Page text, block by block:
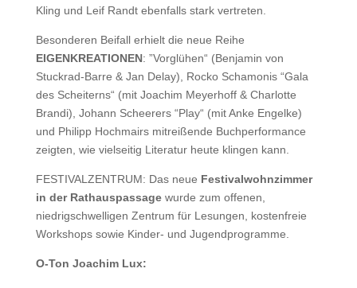
Kling und Leif Randt ebenfalls stark vertreten.
Besonderen Beifall erhielt die neue Reihe
EIGENKREATIONEN: ”Vorglühen“ (Benjamin von
Stuckrad-Barre & Jan Delay), Rocko Schamonis “Gala
des Scheiterns“ (mit Joachim Meyerhoff & Charlotte
Brandi), Johann Scheerers “Play“ (mit Anke Engelke)
und Philipp Hochmairs mitreißende Buchperformance
zeigten, wie vielseitig Literatur heute klingen kann.
FESTIVALZENTRUM: Das neue Festivalwohnzimmer
in der Rathauspassagewurde zum offenen,
niedrigschwelligen Zentrum für Lesungen, kostenfreie
Workshops sowie Kinder- und Jugendprogramme.
O-Ton Joachim Lux: